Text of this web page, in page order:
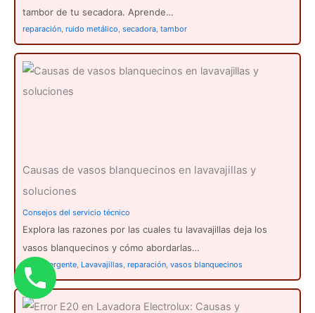
tambor de tu secadora. Aprende…
reparación, ruido metálico, secadora, tambor
Causas de vasos blanquecinos en lavavajillas y
soluciones
Consejos del servicio técnico
Explora las razones por las cuales tu lavavajillas deja los
vasos blanquecinos y cómo abordarlas…
detergente, Lavavajillas, reparación, vasos blanquecinos